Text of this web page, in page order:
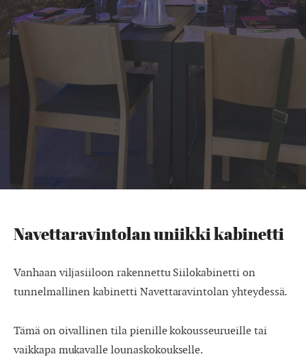
Navettaravintolan uniikki kabinetti
Vanhaan viljasiiloon rakennettu Siilokabinetti on
tunnelmallinen kabinetti Navettaravintolan yhteydessä.
Tämä on oivallinen tila pienille kokousseurueille tai
vaikkapa mukavalle lounaskokoukselle.